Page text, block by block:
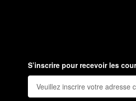
S’inscrire pour recevoir les